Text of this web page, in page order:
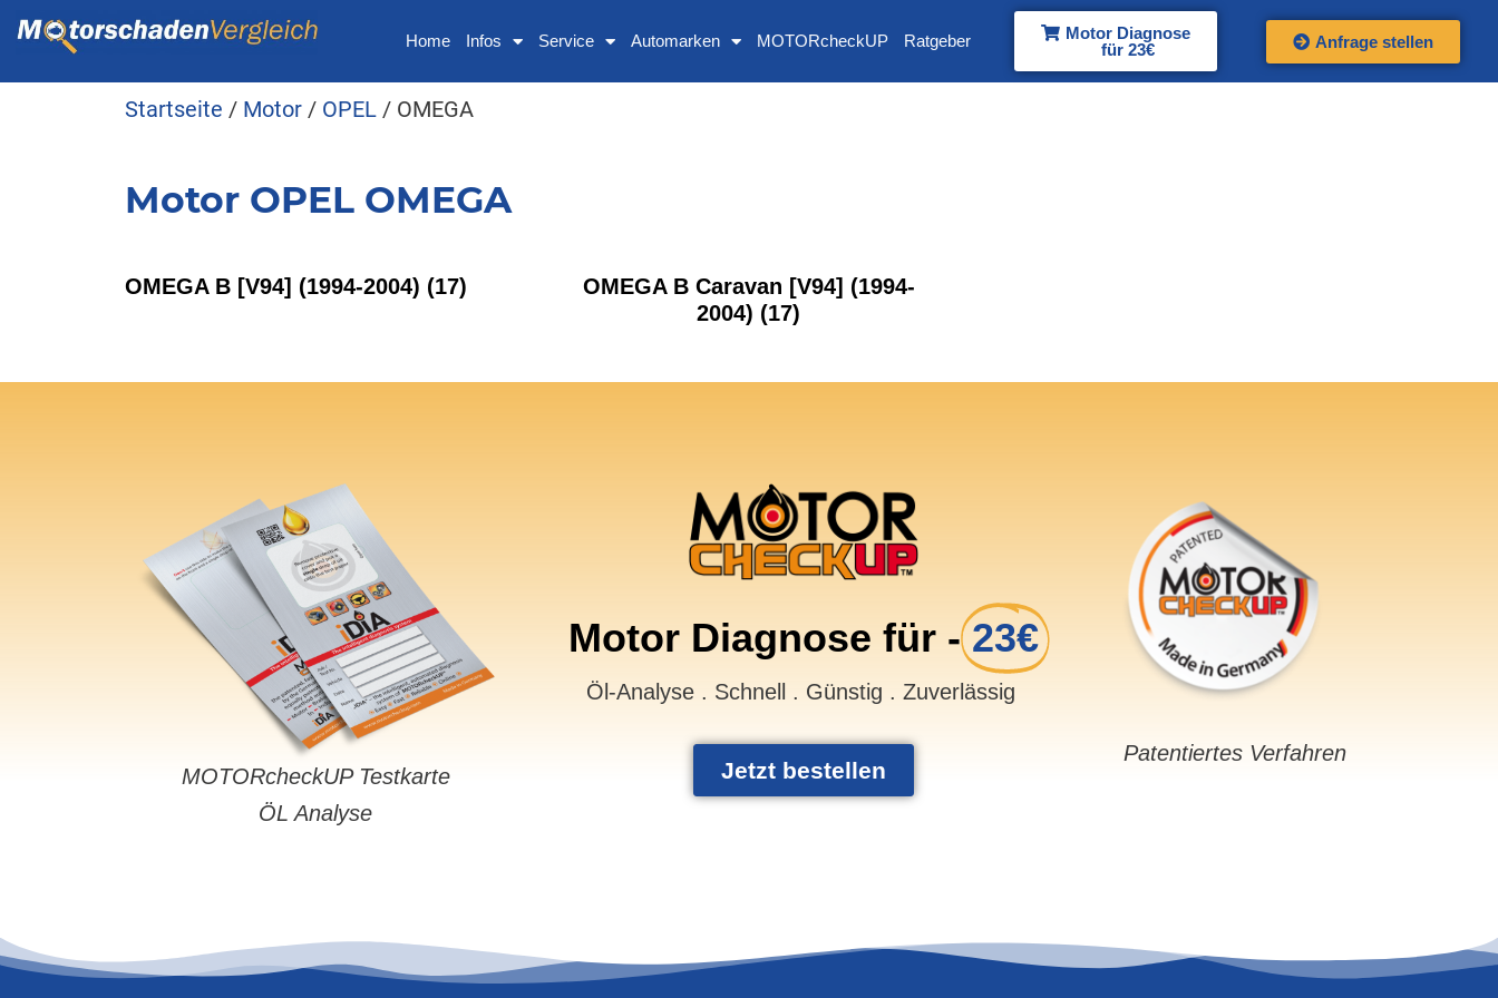
Home Infos Service Automarken MOTORcheckUP Ratgeber
Motor Diagnose
für 23€
Anfrage stellen
Startseite / Motor / OPEL / OMEGA
Motor OPEL OMEGA
OMEGA B [V94] (1994-2004) (17)
OMEGA B Caravan [V94] (1994-
2004) (17)
MOTORcheckUP Testkarte
ÖL Analyse
Motor Diagnose für - 23€
Öl-Analyse . Schnell . Günstig . Zuverlässig
Jetzt bestellen
Patentiertes Verfahren